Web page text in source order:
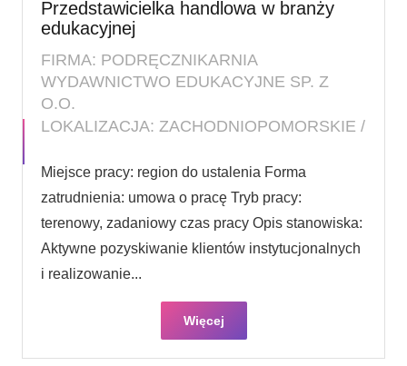
Przedstawicielka handlowa w branży
edukacyjnej
FIRMA: PODRĘCZNIKARNIA
WYDAWNICTWO EDUKACYJNE SP. Z
O.O.
LOKALIZACJA: ZACHODNIOPOMORSKIE /
Miejsce pracy: region do ustalenia Forma
zatrudnienia: umowa o pracę Tryb pracy:
terenowy, zadaniowy czas pracy Opis stanowiska:
Aktywne pozyskiwanie klientów instytucjonalnych
i realizowanie...
Więcej